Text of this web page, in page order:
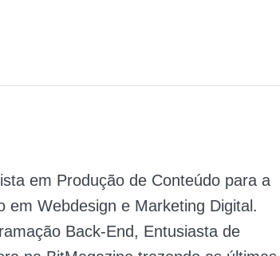
em Produção de Conteúdo para a
em Webdesign e Marketing Digital.
Back-End, Entusiasta de